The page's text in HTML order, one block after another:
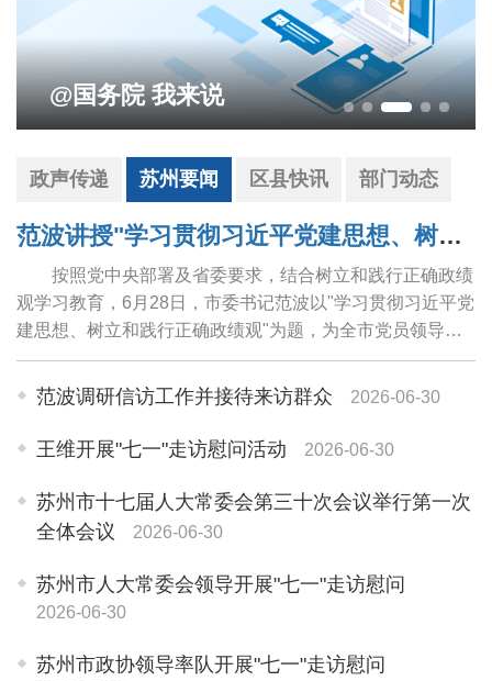
@国务院 我来说
政声传递 苏州要闻 区县快讯 部门动态
范波讲授"学习贯彻习近平党建思想、树立和践行正确政绩观"专题党课
按照党中央部署及省委要求，结合树立和践行正确政绩
观学习教育，6月28日，市委书记范波以"学习贯彻习近平党
建思想、树立和践行正确政绩观"为题，为全市党员领导干
部讲授专题党课。他强调，要坚持用习近平党建思想武装头
脑、指导实践、推动工作，牢固树立和践...
范波调研信访工作并接待来访群众 2026-06-30
王维开展"七一"走访慰问活动 2026-06-30
苏州市十七届人大常委会第三十次会议举行第一次
全体会议
2026-06-30
苏州市人大常委会领导开展"七一"走访慰问
2026-06-30
苏州市政协领导率队开展"七一"走访慰问